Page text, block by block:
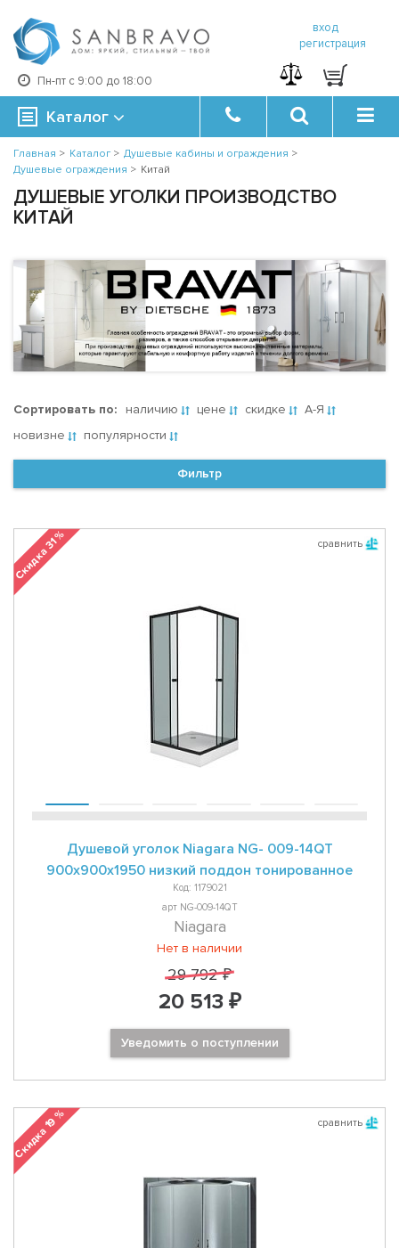
Пн-пт с 9:00 до 18:00
вход
регистрация
Каталог
Главная > Каталог > Душевые кабины и ограждения >
Душевые ограждения > Китай
ДУШЕВЫЕ УГОЛКИ ПРОИЗВОДСТВО
КИТАЙ
Сортировать по: наличию цене скидке
А-Я
новизне
популярности
Фильтр
сравнить
Скидка 31 %
Душевой уголок Niagara NG- 009-14QT
900х900х1950 низкий поддон тонированное
Код: 1179021
арт NG-009-14QT
Niagara
Нет в наличии
29 792 ₽
20 513 ₽
Уведомить о поступлении
сравнить
Скидка 19 %